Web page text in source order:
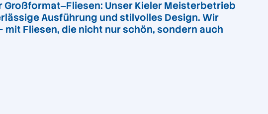
Unser Kieler Meisterbetrieb
Ausführung und stilvolles Design. Wir
Fliesen, die nicht nur schön, sondern auch